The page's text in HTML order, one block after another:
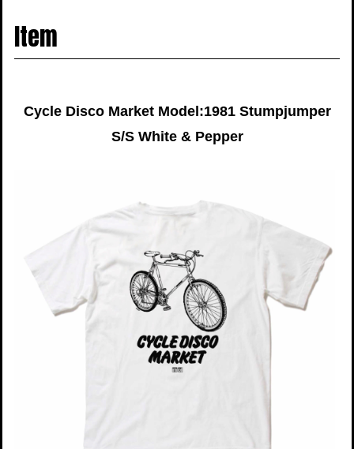
Item
Cycle Disco Market Model:1981 Stumpjumper
S/S White & Pepper